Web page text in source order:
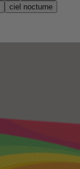
ciel nocturne